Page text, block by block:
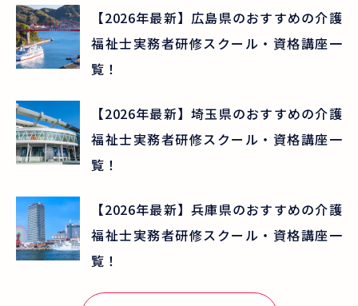
【2026年最新】広島県のおすすめの介護
福祉士実務者研修スクール・資格講座一
覧！
【2026年最新】埼玉県のおすすめの介護
福祉士実務者研修スクール・資格講座一
覧！
【2026年最新】兵庫県のおすすめの介護
福祉士実務者研修スクール・資格講座一
覧！